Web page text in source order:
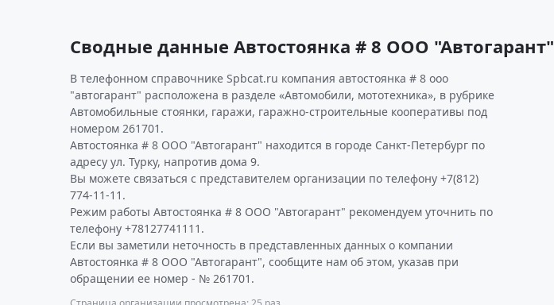
Сводные данные Автостоянка # 8 ООО "Автогарант"
В телефонном справочнике Spbcat.ru компания автостоянка # 8 ооо
"автогарант" расположена в разделе «Автомобили, мототехника», в рубрике
Автомобильные стоянки, гаражи, гаражно-строительные кооперативы под
номером 261701.
Автостоянка # 8 ООО "Автогарант" находится в городе Санкт-Петербург по
адресу ул. Турку, напротив дома 9.
Вы можете связаться с представителем организации по телефону +7(812)
774-11-11.
Режим работы Автостоянка # 8 ООО "Автогарант" рекомендуем уточнить по
телефону +78127741111.
Если вы заметили неточность в представленных данных о компании
Автостоянка # 8 ООО "Автогарант", сообщите нам об этом, указав при
обращении ее номер - № 261701.